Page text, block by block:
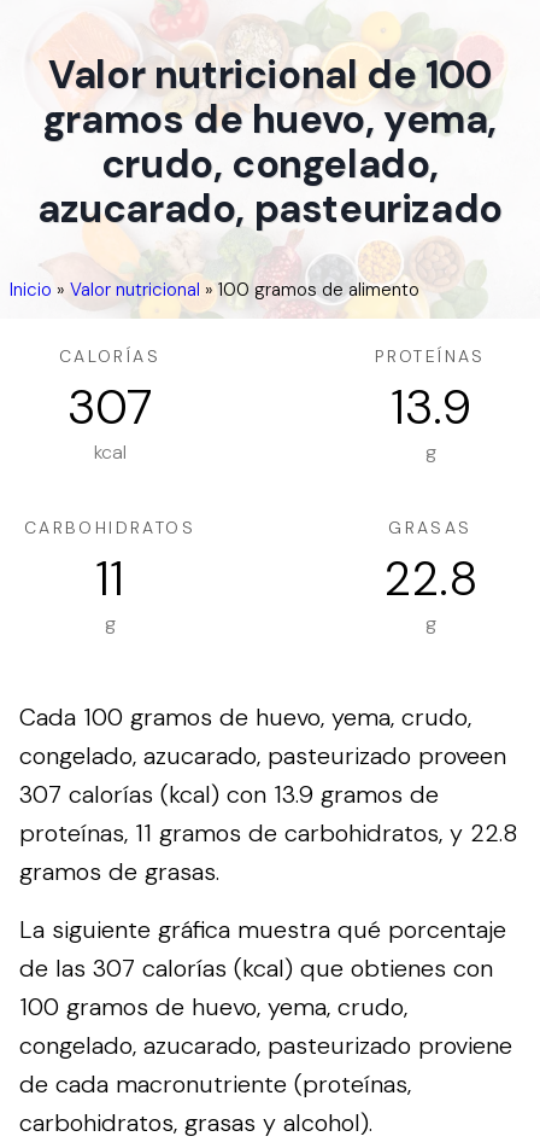
Valor nutricional de 100
gramos de huevo, yema,
crudo, congelado,
azucarado, pasteurizado
Inicio » Valor nutricional » 100 gramos de alimento
CALORÍAS
307
kcal
PROTEÍNAS
13.9
g
CARBOHIDRATOS
11
g
GRASAS
22.8
g
Cada 100 gramos de huevo, yema, crudo,
congelado, azucarado, pasteurizado proveen
307 calorías (kcal) con 13.9 gramos de
proteínas, 11 gramos de carbohidratos, y 22.8
gramos de grasas.
La siguiente gráfica muestra qué porcentaje
de las 307 calorías (kcal) que obtienes con
100 gramos de huevo, yema, crudo,
congelado, azucarado, pasteurizado proviene
de cada macronutriente (proteínas,
carbohidratos, grasas y alcohol).